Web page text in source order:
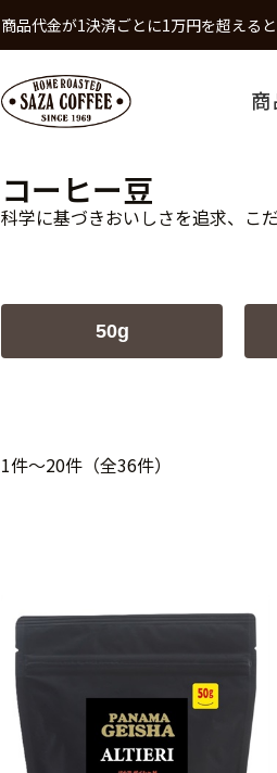
商品代金が1決済ごとに1万円を超える
コーヒー豆
科学に基づきおいしさを追求、こ
50g
1件～20件（全36件）